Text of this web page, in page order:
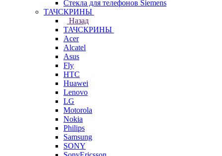
Стекла для телефонов Siemens
ТАЧСКРИНЫ
Назад
ТАЧСКРИНЫ
Acer
Alcatel
Asus
Fly
HTC
Huawei
Lenovo
LG
Motorola
Nokia
Philips
Samsung
SONY